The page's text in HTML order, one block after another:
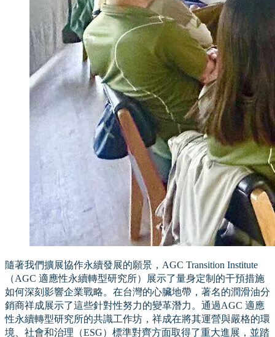
隨著我們擴展協作永續發展的願景，AGC Transition Institute
（AGC 適應性永續轉型研究所）展示了量身定制的干預措施
如何深刻影響企業戰略。在台灣的心臟地帶，著名的潤滑油分
銷商祥成展示了這些針對性努力的變革潛力。通過AGC 適應
性永續轉型研究所的共識工作坊，祥成在將其運營與嚴格的環
境、社會和治理（ESG）標準對齊方面取得了重大進展，並踏